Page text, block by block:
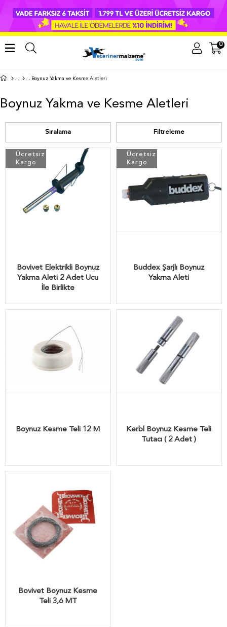
0
Boynuz Yakma ve Kesme Aletleri
Boynuz Yakma ve Kesme Aletleri
Filtreleme
Sıralama
Bovivet Elektrikli Boynuz
Yakma Aleti 2 Adet Ucu
İle Birlikte
Ücretsiz
Kargo
Buddex Şarjlı Boynuz
Yakma Aleti
Ücretsiz
Kargo
Boynuz Kesme Teli 12 M
Kerbl Boynuz Kesme Teli
Tutacı ( 2 Adet )
Bovivet Boynuz Kesme
Teli 3,6 MT